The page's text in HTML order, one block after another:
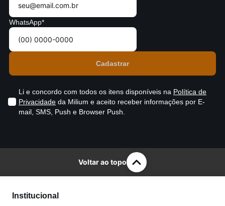
WhatsApp*
Li e concordo com todos os itens disponíveis na Política de
Privacidade da Milium e aceito receber informações por E-
mail, SMS, Push e Browser Push.
Voltar ao topo
Institucional